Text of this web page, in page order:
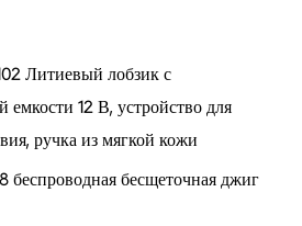
Литиевый лобзик с
емкости 12 В, устройство для
ручка из мягкой кожи
бесщеточная джиг